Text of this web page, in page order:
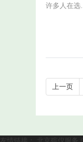
许多人在选...
上一页